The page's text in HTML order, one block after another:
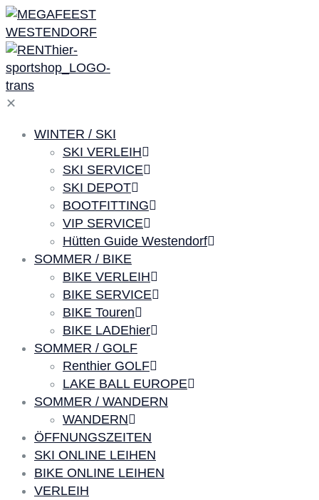
✕
WINTER / SKI
SKI VERLEIH
SKI SERVICE
SKI DEPOT
BOOTFITTING
VIP SERVICE
Hütten Guide Westendorf
SOMMER / BIKE
BIKE VERLEIH
BIKE SERVICE
BIKE Touren
BIKE LADEhier
SOMMER / GOLF
Renthier GOLF
LAKE BALL EUROPE
SOMMER / WANDERN
WANDERN
ÖFFNUNGSZEITEN
SKI ONLINE LEIHEN
BIKE ONLINE LEIHEN
VERLEIH